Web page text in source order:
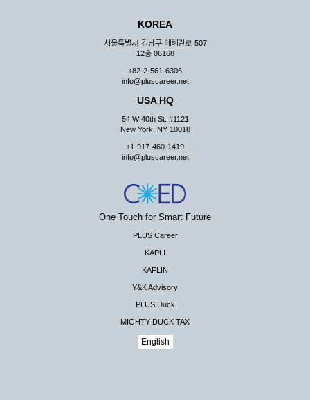
KOREA
서울특별시 강남구 테헤란로 507
12층 06168
+82-2-561-6306
info@pluscareer.net
USA HQ
54 W 40th St. #1121
New York, NY 10018
+1-917-460-1419
info@pluscareer.net
One Touch for Smart Future
PLUS Career
KAPLI
KAFLIN
Y&K Advisory
PLUS Duck
MIGHTY DUCK TAX
English